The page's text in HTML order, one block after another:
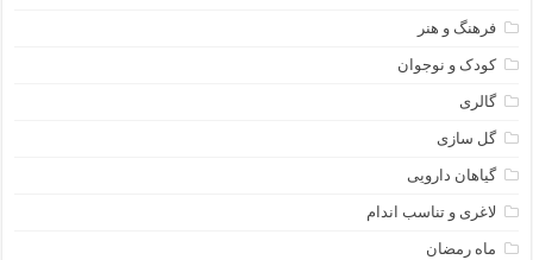
فرهنگ و هنر
کودک و نوجوان
گالری
گل سازی
گیاهان دارویی
لاغری و تناسب اندام
ماه رمضان